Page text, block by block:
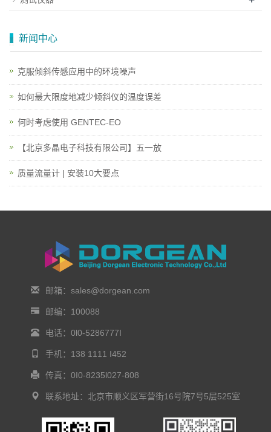
新闻中心
克服倾斜传感应用中的环境噪声
如何最大限度地减少倾斜仪的温度误差
何时考虑使用 GENTEC-EO
【北京多晶电子科技有限公司】五一放
质量流量计 | 安装10大要点
邮箱：sales@dorgean.com
邮编：100088
电话：0l0-5286777I
手机：138 1111 I452
传真：0I0-8235l027-808
联系地址：北京市顺义区军营街16号院7号5层525室